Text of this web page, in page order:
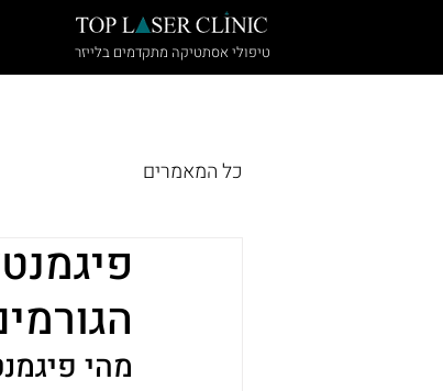
טיפולי אסתטיקה מתקדמים בלייזר
כל המאמרים
מהי